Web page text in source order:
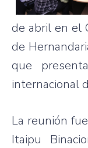
de abrilen el
de
que
internacional
La reunión fue
Itaipu